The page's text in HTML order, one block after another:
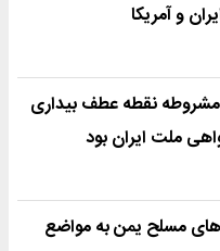
و آمریکا
نقطه عطف بیداری
ملت ایران بود
مسلح یمن به مواضع